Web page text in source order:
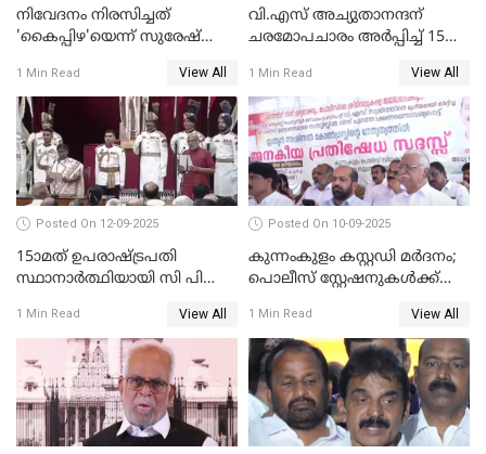
നിവേദനം നിരസിച്ചത്
'കൈപ്പിഴ'യെന്ന് സുരേഷ്
1 Min Read View All
വി.എസ് അച്യുതാനന്ദന്
ചരമോപചാരം അർപ്പിച്ച് 15-ാം
സമ്മേളനത്തിന് തുടക്കം
WATCH VIDEO
1 Min Read View All
Posted On 12-09-2025
15ാമത് ഉപരാഷ്ട്രപതി
സ്ഥാനാര്‍ത്ഥിയായി സി പി
സത്യപ്രതിജ്ഞ ചെയ്തു
WATCH VIDEO
1 Min Read View All
Posted On 10-09-2025
കുന്നംകുളം കസ്റ്റഡി മര്‍ദനം;
പൊലീസ് സ്റ്റേഷനുകൾക്ക്
സദസ്സ്
1 Min Read View All